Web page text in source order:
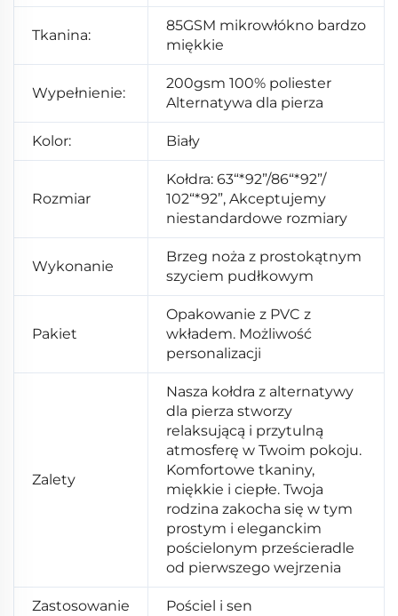
Tkanina:
85GSM mikrowłókno bardzo
miękkie
Wypełnienie:
200gsm 100% poliester
Alternatywa dla pierza
Kolor: Biały
Rozmiar
Kołdra: 63“*92”/86“*92”/
102“*92”, Akceptujemy
niestandardowe rozmiary
Wykonanie
Brzeg noża z prostokątnym
szyciem pudłkowym
Pakiet
Opakowanie z PVC z
wkładem. Możliwość
personalizacji
Zalety
Nasza kołdra z alternatywy
dla pierza stworzy
relaksującą i przytulną
atmosferę w Twoim pokoju.
Komfortowe tkaniny,
miękkie i ciepłe. Twoja
rodzina zakocha się w tym
prostym i eleganckim
pościelonym prześcieradle
od pierwszego wejrzenia
Zastosowanie Pościel i sen